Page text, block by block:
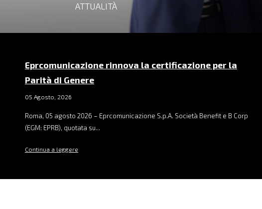
ATTUALITÀ
Eprcomunicazione rinnova la certificazione per la
Parità di Genere
05 Agosto, 2026
Roma, 05 agosto 2026 – Eprcomunicazione S.p.A. Società Benefit e B Corp
(EGM: EPRB), quotata su...
Continua a leggere